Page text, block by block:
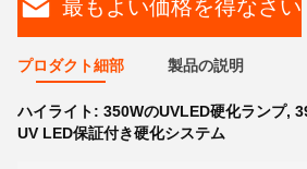
最もよい価格を得なさい
プロダクト細部 製品の説明
ハイライト: 350WのUVLED硬化ランプ,
UV LED保証付き硬化システム